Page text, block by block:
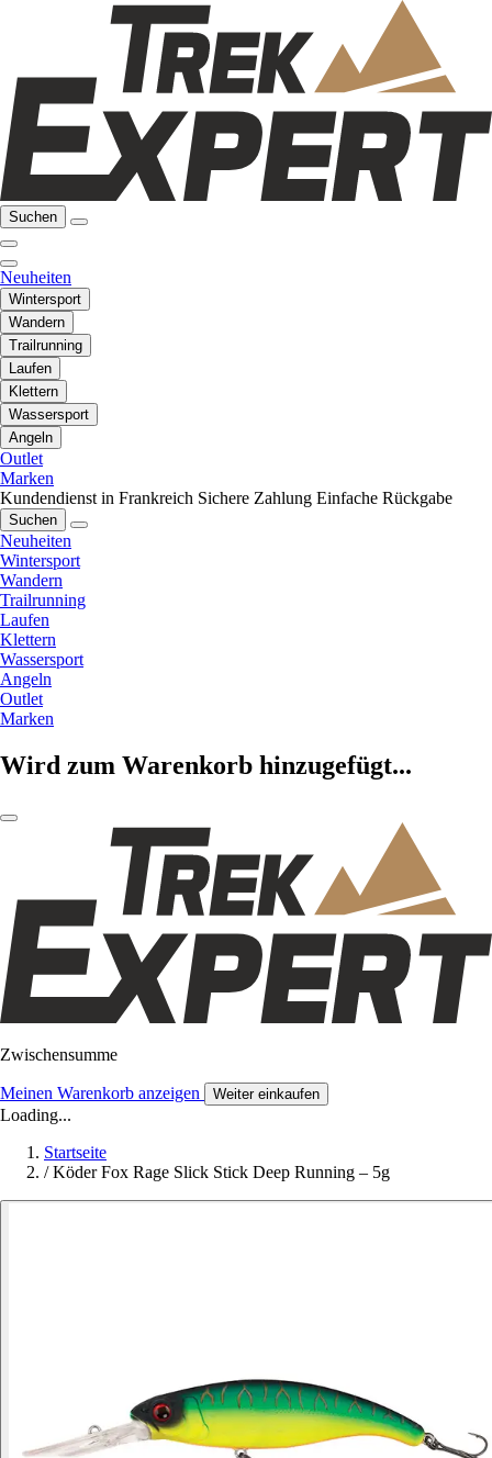
Suchen
Neuheiten
Wintersport
Wandern
Trailrunning
Laufen
Klettern
Wassersport
Angeln
Outlet
Marken
Kundendienst in Frankreich Sichere Zahlung Einfache Rückgabe
Suchen
Neuheiten
Wintersport
Wandern
Trailrunning
Laufen
Klettern
Wassersport
Angeln
Outlet
Marken
Wird zum Warenkorb hinzugefügt...
Zwischensumme
Meinen Warenkorb anzeigen Weiter einkaufen
Loading...
Startseite
/ Köder Fox Rage Slick Stick Deep Running – 5g